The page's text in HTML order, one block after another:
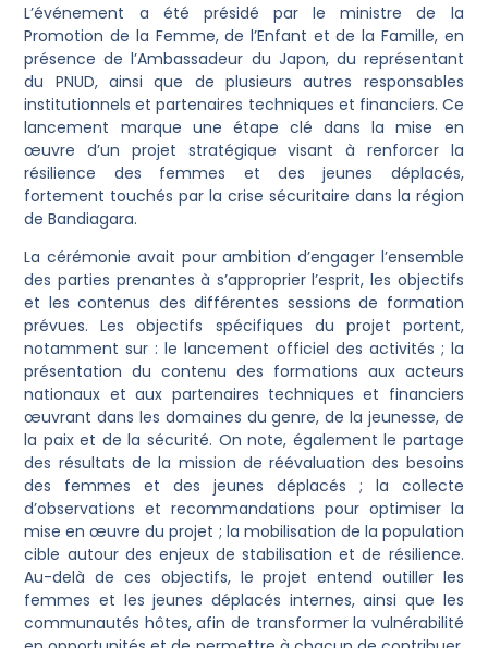
L’événement a été présidé par le ministre de la
Promotion de la Femme, de l’Enfant et de la Famille, en
présence de l’Ambassadeur du Japon, du représentant
du PNUD, ainsi que de plusieurs autres responsables
institutionnels et partenaires techniques et financiers. Ce
lancement marque une étape clé dans la mise en
œuvre d’un projet stratégique visant à renforcer la
résilience des femmes et des jeunes déplacés,
fortement touchés par la crise sécuritaire dans la région
de Bandiagara.
La cérémonie avait pour ambition d’engager l’ensemble
des parties prenantes à s’approprier l’esprit, les objectifs
et les contenus des différentes sessions de formation
prévues. Les objectifs spécifiques du projet portent,
notamment sur : le lancement officiel des activités ; la
présentation du contenu des formations aux acteurs
nationaux et aux partenaires techniques et financiers
œuvrant dans les domaines du genre, de la jeunesse, de
la paix et de la sécurité. On note, également le partage
des résultats de la mission de réévaluation des besoins
des femmes et des jeunes déplacés ; la collecte
d’observations et recommandations pour optimiser la
mise en œuvre du projet ; la mobilisation de la population
cible autour des enjeux de stabilisation et de résilience.
Au-delà de ces objectifs, le projet entend outiller les
femmes et les jeunes déplacés internes, ainsi que les
communautés hôtes, afin de transformer la vulnérabilité